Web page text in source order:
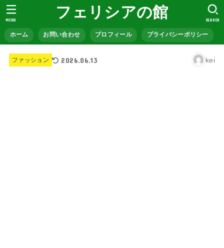
フェリシアの館
ホーム お問い合わせ プロフィール プライバシーポリシー
SEARCH
MENU
ファッション 2026.06.13 kei